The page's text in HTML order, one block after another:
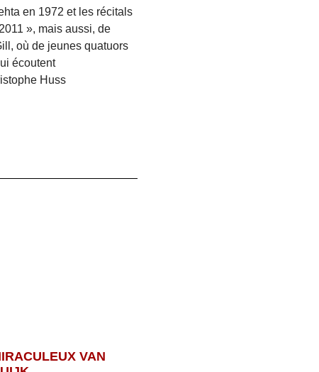
en 1972 et les récitals
», mais aussi, de
où de jeunes quatuors
écoutent
Huss
VAN